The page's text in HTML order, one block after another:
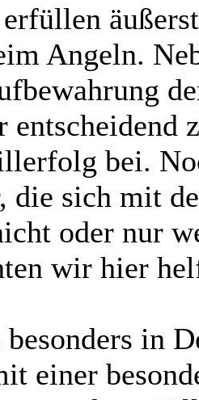
Angeln.
entscheidend
bei.
die sich mit
oder nur
wir hier
in
einer